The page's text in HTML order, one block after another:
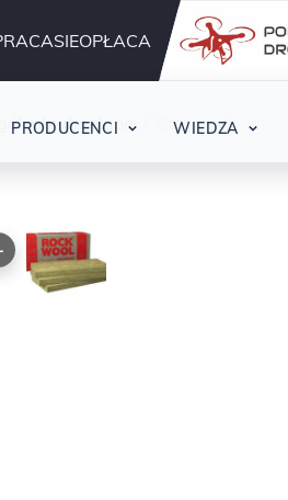
Działamy
PRODUCENCI WIEDZA
Stroprock